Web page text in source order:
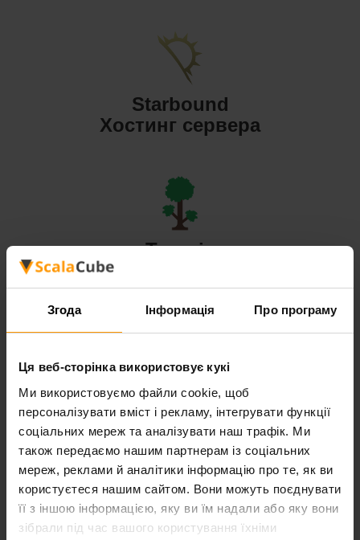
Згода Інформація Про програму
Ця веб-сторінка використовує кукі
Ми використовуємо файли cookie, щоб
персоналізувати вміст і рекламу, інтегрувати функції
соціальних мереж та аналізувати наш трафік. Ми
також передаємо нашим партнерам із соціальних
мереж, реклами й аналітики інформацію про те, як ви
користуєтеся нашим сайтом. Вони можуть поєднувати
її з іншою інформацією, яку ви їм надали або яку вони
зібрали під час вашого користування їхніми
Starbound
Хостинг сервера
Terraria
Хостинг сервера
Valheim
Хостинг сервера
All Games